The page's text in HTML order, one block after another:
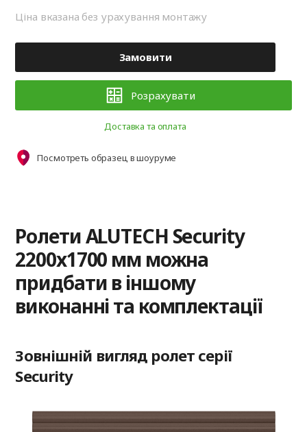
Ціна вказана без урахування монтажу
Замовити
Розрахувати
Доставка та оплата
Посмотреть образец в шоуруме
Ролети ALUTECH Security
2200x1700 мм можна
придбати в іншому
виконанні та комплектації
Зовнішній вигляд ролет серії
Security